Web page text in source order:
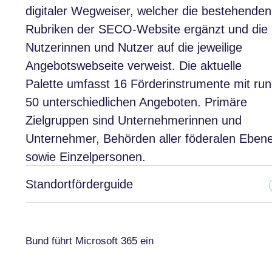
digitaler Wegweiser, welcher die bestehenden
Rubriken der SECO-Website ergänzt und die
Nutzerinnen und Nutzer auf die jeweilige
Angebotswebseite verweist. Die aktuelle
Palette umfasst 16 Förderinstrumente mit
50 unterschiedlichen Angeboten. Primäre
Zielgruppen sind Unternehmerinnen und
Unternehmer, Behörden aller föderalen
sowie Einzelpersonen.
Standortförderguide
Bund führt Microsoft 365 ein